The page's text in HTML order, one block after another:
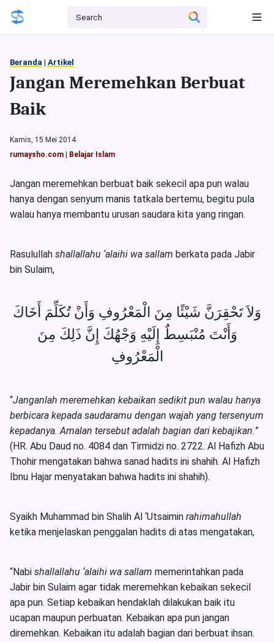
Beranda | Artikel
Jangan Meremehkan Berbuat
Baik
Kamis, 15 Mei 2014
rumaysho.com
Belajar Islam
Jangan meremehkan berbuat baik sekecil apa pun walau
hanya dengan senyum manis tatkala bertemu, begitu pula
walau hanya membantu urusan saudara kita yang ringan.
Rasulullah shallallahu ‘alaihi wa sallam berkata pada Jabir
bin Sulaim,
وَلاَ تَحْقِرَنَّ شَيْئًا مِنَ الْمَعْرُوفِ وَأَنْ تُكَلِّمَ أَخَاكَ
وَأَنْتَ مُنْبَسِطٌ إِلَيْهِ وَجْهُكَ إِنَّ ذَلِكَ مِنَ
الْمَعْرُوفِ
“Janganlah meremehkan kebaikan sedikit pun walau hanya
berbicara kepada saudaramu dengan wajah yang tersenyum
kepadanya. Amalan tersebut adalah bagian dari kebajikan.”
(HR. Abu Daud no. 4084 dan Tirmidzi no. 2722. Al Hafizh Abu
Thohir mengatakan bahwa sanad hadits ini shahih. Al Hafizh
Ibnu Hajar menyatakan bahwa hadits ini shahih).
Syaikh Muhammad bin Shalih Al ‘Utsaimin rahimahullah
ketika menjelaskan penggalan hadits di atas mengatakan,
“Nabi shallallahu ‘alaihi wa sallam memerintahkan pada
Jabir bin Sulaim agar tidak meremehkan kebaikan sekecil
apa pun. Setiap kebaikan hendaklah dilakukan baik itu
ucapan maupun perbuatan. Kebaikan apa pun jangan
diremehkan. Kebaikan itu adalah bagian dari berbuat ihsan.